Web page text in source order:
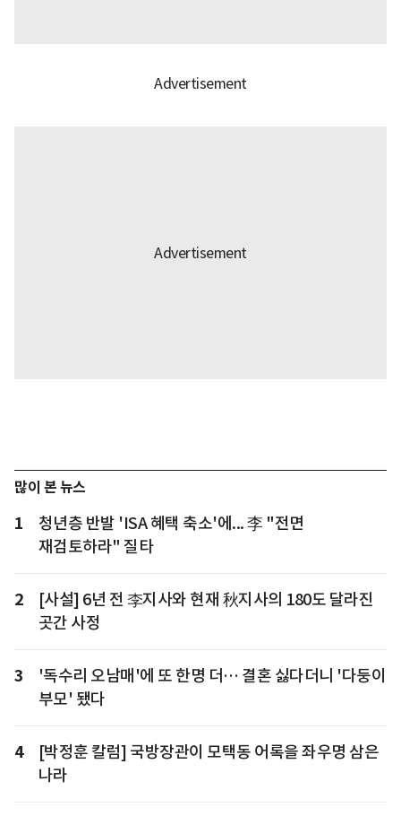
많이 본 뉴스
1
청년층 반발 'ISA 혜택 축소'에... 李 "전면
재검토하라" 질타
2
[사설] 6년 전 李지사와 현재 秋지사의 180도 달라진
곳간 사정
3
'독수리 오남매'에 또 한명 더… 결혼 싫다더니 '다둥이
부모' 됐다
4
[박정훈 칼럼] 국방장관이 모택동 어록을 좌우명 삼은
나라